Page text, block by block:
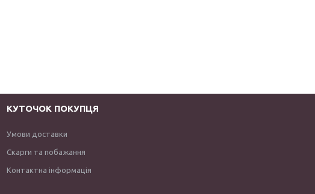
КУТОЧОК ПОКУПЦЯ
Умови доставки
Скарги та побажання
Контактна інформація